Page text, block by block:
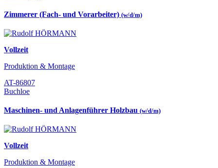
Zimmerer (Fach- und Vorarbeiter) (w/d/m)
Vollzeit
Produktion & Montage
AT-86807
Buchloe
Maschinen- und Anlagenführer Holzbau (w/d/m)
Vollzeit
Produktion & Montage